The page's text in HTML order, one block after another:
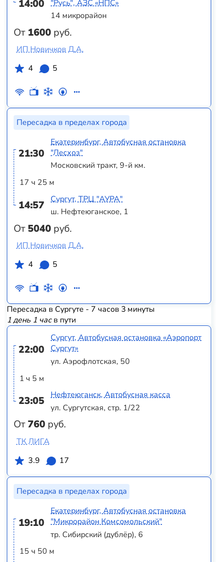
14:00
От 1600 руб.
"Русь", АЗС «НПС»
14 микрорайон
ИП Новичков Д.А.
4
5
Пересадка в пределах города
21:30
17 ч 25 м
14:57
От 5040 руб.
Екатеринбург, Автобусная остановка
"Лесхоз"
Московский тракт, 9-й км.
Сургут, ТРЦ "АУРА"
ш. Нефтеюганское, 1
ИП Новичков Д.А.
4
5
Пересадка в Сургуте - 7 часов 3 минуты
1 день 1 часв пути
22:00
1 ч 5 м
23:05
От760 руб.
Сургут, Автобусная остановка «Аэропорт
Сургут»
ул. Аэрофлотская, 50
Нефтеюганск, Автобусная касса
ул. Сургутская, стр. 1/22
ТК ЛИГА
3.9
17
Пересадка в пределах города
19:10
15 ч 50 м
Екатеринбург, Автобусная остановка
"Микрорайон Комсомольский"
тр. Сибирский (дублёр), 6